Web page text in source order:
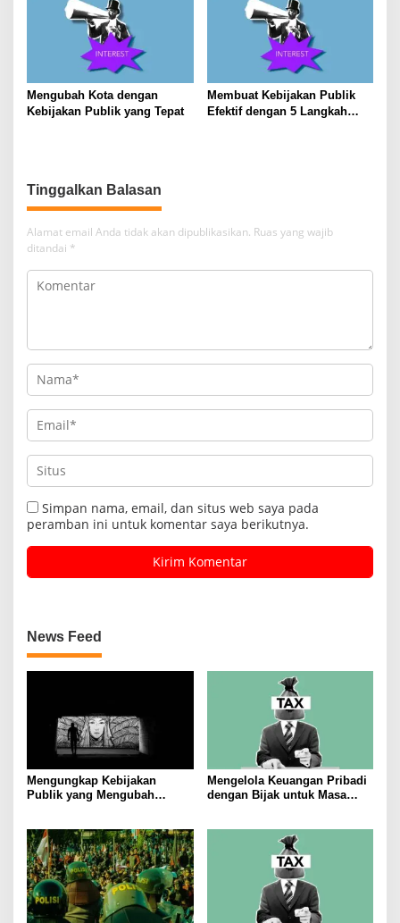
Mengubah Kota dengan
Kebijakan Publik yang Tepat
Membuat Kebijakan Publik
Efektif dengan 5 Langkah
Tinggalkan Balasan
Alamat email Anda tidak akan dipublikasikan. Ruas yang wajib
ditandai *
Simpan nama, email, dan situs web saya pada
peramban ini untuk komentar saya berikutnya.
News Feed
Mengungkap Kebijakan
Publik yang Mengubah
Mengelola Keuangan Pribadi
dengan Bijak untuk Masa